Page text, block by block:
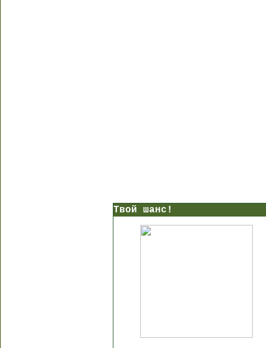
Твой шанс!